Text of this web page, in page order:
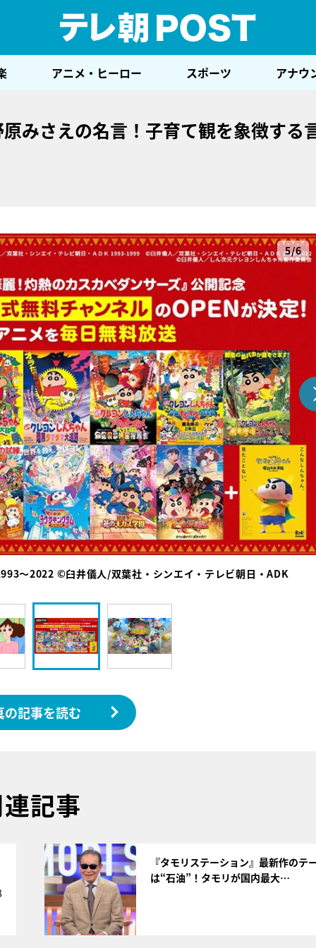
アニメ・ヒーロー スポーツ アナウ
みさえの名言！子育て観を象徴する
5/6
〜2022 ©臼井儀人/双葉社・シンエイ・テレビ朝日・ADK
の記事を読む
記事
『タモリステーション』最新作のテ
は“石油”！タモリが国内最大…
『アイ＝ラブ！げーみん
E齋藤樹愛羅＆佐々木舞
ビュー